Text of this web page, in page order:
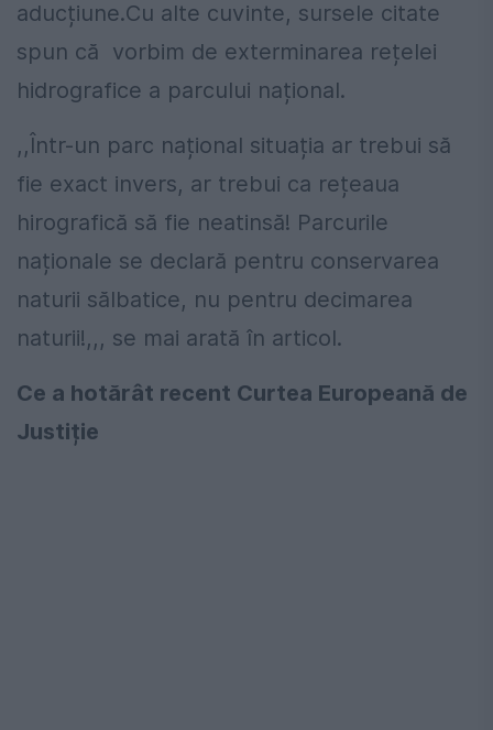
aducțiune.Cu alte cuvinte, sursele citate
spun că vorbim de exterminarea rețelei
hidrografice a parcului național.
,,Într-un parc național situația ar trebui să
fie exact invers, ar trebui ca rețeaua
hirografică să fie neatinsă! Parcurile
naționale se declară pentru conservarea
naturii sălbatice, nu pentru decimarea
naturii!,,, se mai arată în articol.
Ce a hotărât recent Curtea Europeană de
Justiție